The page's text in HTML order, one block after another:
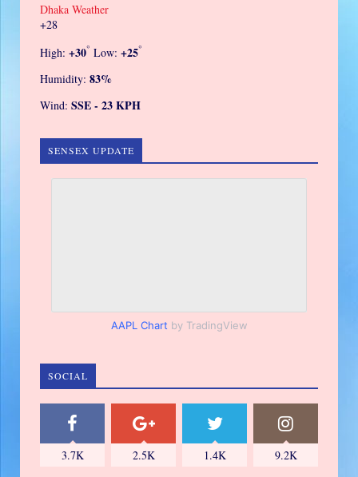
Dhaka Weather
+28
High: +30° Low: +25°
Humidity: 83%
Wind: SSE - 23 KPH
SENSEX UPDATE
AAPL Chart by TradingView
SOCIAL
3.7K 2.5K 1.4K 9.2K